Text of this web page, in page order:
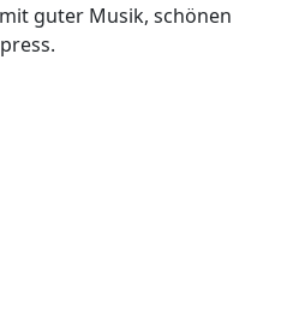
guter Musik, schönen